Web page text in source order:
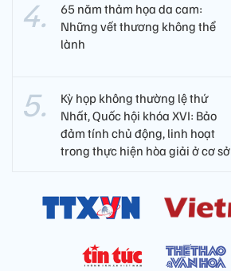
65 năm thảm họa da cam:
Những vết thương không thể
lành
Kỳ họp không thường lệ thứ
Nhất, Quốc hội khóa XVI: Bảo
đảm tính chủ động, linh hoạt
trong thực hiện hòa giải ở cơ sở